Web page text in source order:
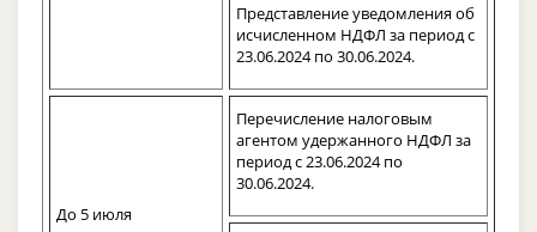
Представление уведомления об
исчисленном НДФЛ за период с
23.06.2024 по 30.06.2024.
До 5 июля
Перечисление налоговым
агентом удержанного НДФЛ за
период с 23.06.2024 по
30.06.2024.